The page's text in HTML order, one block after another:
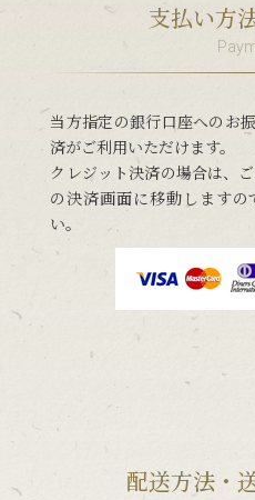
支払い方
当方指定の銀行口座へのお
済がご利用いただけます。
クレジット決済の場合は、
の決済画面に移動します
い。
配送方法・